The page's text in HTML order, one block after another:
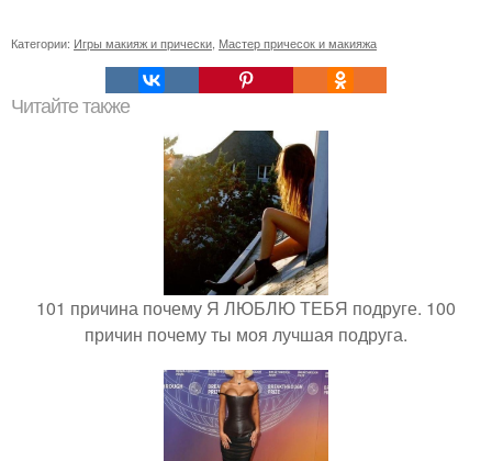
Категории: Игры макияж и прически Мастер причесок и макияжа
Читайте также
101 причина почему Я ЛЮБЛЮ ТЕБЯ подруге. 100
причин почему ты моя лучшая подруга.